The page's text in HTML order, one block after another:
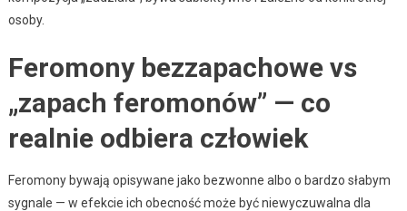
osoby.
Feromony bezzapachowe vs
„zapach feromonów” — co
realnie odbiera człowiek
Feromony bywają opisywane jako bezwonne albo o bardzo słabym
sygnale — w efekcie ich obecność może być niewyczuwalna dla